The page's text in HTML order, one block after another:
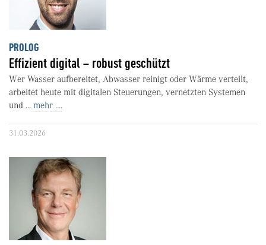
PROLOG
Effizient digital – robust geschützt
Wer Wasser aufbereitet, Abwasser reinigt oder Wärme verteilt,
arbeitet heute mit digitalen Steuerungen, vernetzten Systemen
und ... mehr ....
31.03.2026